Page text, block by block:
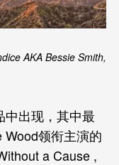
AKA Bessie Smith,
出现，其中最
领衔主演的
a Cause ,